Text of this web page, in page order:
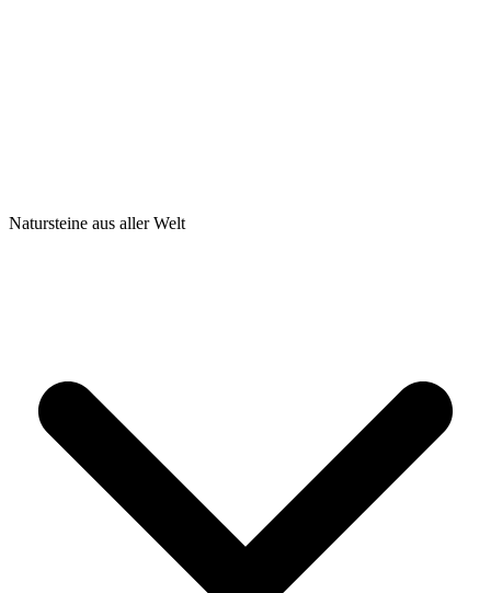
Natursteine aus aller Welt